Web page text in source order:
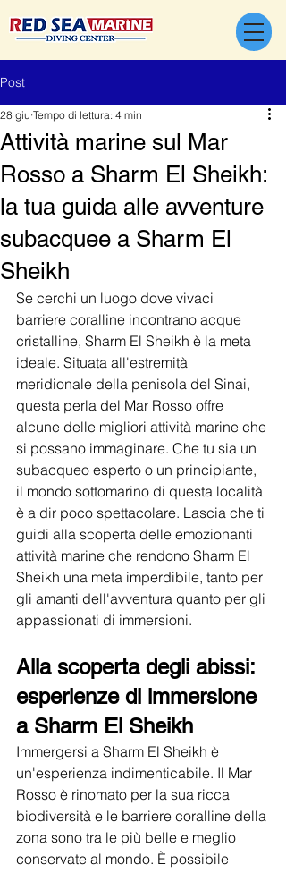
Post
Attività marine sul Mar
Rosso a Sharm El Sheikh:
la tua guida alle avventure
subacquee a Sharm El
Sheikh
28 giu Tempo di lettura: 4 min
Se cerchi un luogo dove vivaci
barriere coralline incontrano acque
cristalline, Sharm El Sheikh è la meta
ideale. Situata all'estremità
meridionale della penisola del Sinai,
questa perla del Mar Rosso offre
alcune delle migliori attività marine che
si possano immaginare. Che tu sia un
subacqueo esperto o un principiante,
il mondo sottomarino di questa località
è a dir poco spettacolare. Lascia che ti
guidi alla scoperta delle emozionanti
attività marine che rendono Sharm El
Sheikh una meta imperdibile, tanto per
gli amanti dell'avventura quanto per gli
appassionati di immersioni.
Alla scoperta degli abissi:
esperienze di immersione
a Sharm El Sheikh
Immergersi a Sharm El Sheikh è
un'esperienza indimenticabile. Il Mar
Rosso è rinomato per la sua ricca
biodiversità e le barriere coralline della
zona sono tra le più belle e meglio
conservate al mondo. È possibile